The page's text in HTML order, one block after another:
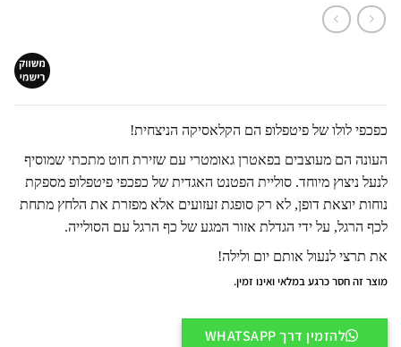
כפכפי לולו של פיטפלופ הם הקלאסיקה הניצחית!
העונה הם מעוצבים בפאטרן גאומטרי עם שזירת חוט מתכתי שמוסיף
לנעל ניצוץ מיוחד. סוליית הפטנט האגדית של כפכפי פיטפלופ מספקת
נוחות יוצאת דופן, לא רק סופגת זעזועים אלא מפזרת את הלחץ מתחת
לכף הרגל, על ידי הגדלת אזור המגע של כף הרגל עם הסולייה.
את תרצי לנעול אותם יום ולילה!
מוצר זה חסר כרגע במלאי ואינו זמין.
להזמין דרך WHATSAPP